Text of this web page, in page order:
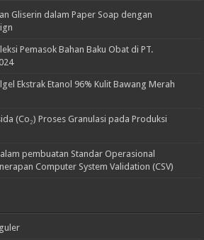
Gliserin dalam Paper Soap dengan
Pemasok Bahan Baku Obat di PT.
Ekstrak Etanol 96% Kulit Bawang Merah
(Co₂) Proses Granulasi pada Produksi
pembuatan Standar Operasional
Computer System Validation (CSV)